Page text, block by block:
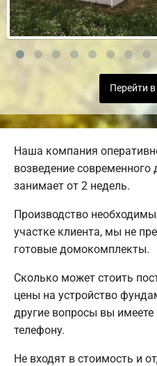
Перейти
Наша компания
возведение
занимает от 2 недель.
Производство
участке клиента, мы не
готовые домокомплекты.
Сколько может стоить
цены на устройство
другие вопросы вы
телефону.
Не входят в стоимость и